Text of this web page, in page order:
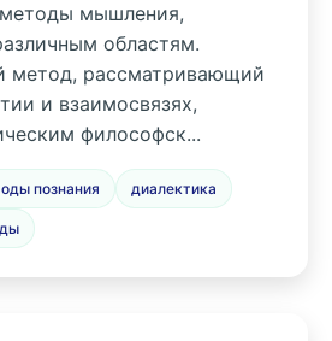
мышления,
областям.
метод, рассматривающий
и взаимосвязях,
философск...
познания диалектика